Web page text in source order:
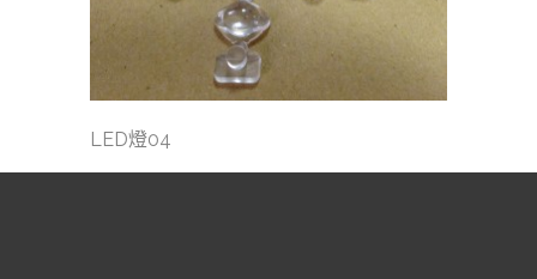
LED燈04